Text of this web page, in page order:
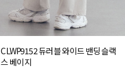
CLWP9152 듀러블 와이드 밴딩 슬랙
스 베이지